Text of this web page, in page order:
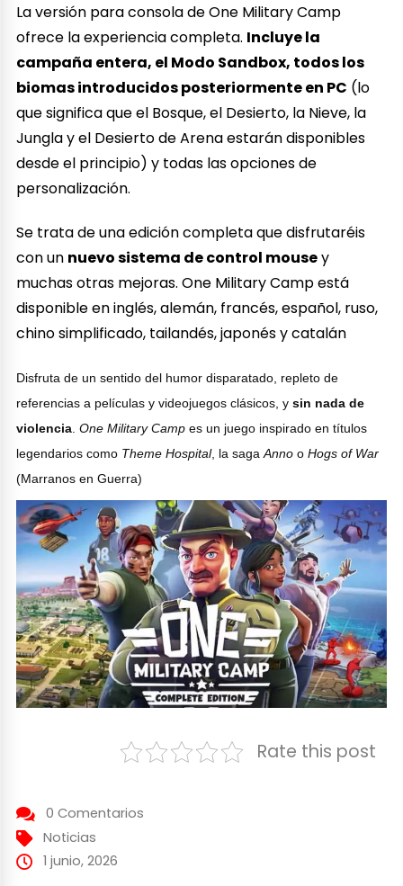
La versión para consola de One Military Camp
ofrece la experiencia completa. Incluye la
campaña entera, el Modo Sandbox, todos los
biomas introducidos posteriormente en PC (lo
que significa que el Bosque, el Desierto, la Nieve, la
Jungla y el Desierto de Arena estarán disponibles
desde el principio) y todas las opciones de
personalización.
Se trata de una edición completa que disfrutaréis
con un nuevo sistema de control mousey
muchas otras mejoras. One Military Camp está
disponible en inglés, alemán, francés, español, ruso,
chino simplificado, tailandés, japonés y catalán
Disfruta de un sentido del humor disparatado, repleto de
referencias a películas y videojuegos clásicos, ysin nada de
violencia .One Military Camp es un juego inspirado en títulos
legendarios como Theme Hospital, la sagaAnno oHogs of War
(Marranos en Guerra)
Rate this post
0 Comentarios
Noticias
1 junio, 2026